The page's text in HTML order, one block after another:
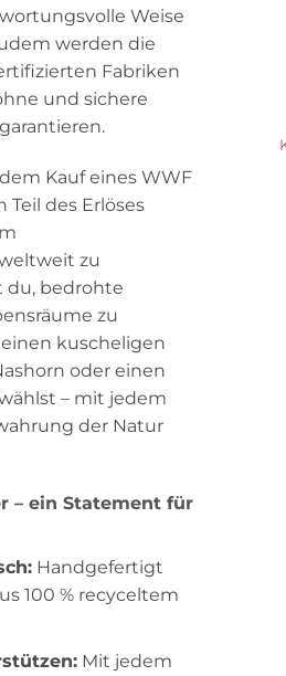
Weise
werden die
Fabriken
und sichere
Kauf eines WWF
des Erlöses
zu
du, bedrohte
zu
kuscheligen
oder einen
– mit jedem
der Natur
– ein Statement für
Handgefertigt
100 % recyceltem
Mit jedem